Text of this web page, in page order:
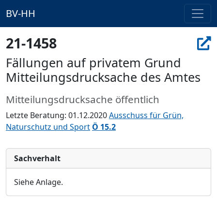
BV-HH
21-1458
Fällungen auf privatem Grund
Mitteilungsdrucksache des Amtes
Mitteilungsdrucksache öffentlich
Letzte Beratung: 01.12.2020Ausschuss für Grün,
Naturschutz und Sport Ö 15.2
Sachverhalt
Siehe Anlage.